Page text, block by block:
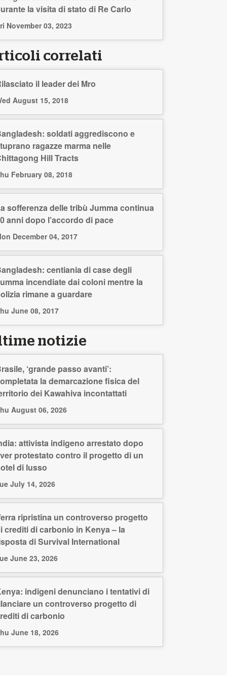
la visita di stato di Re Carlo
November 03, 2023
correlati
il leader dei Mro
August 15, 2018
soldati aggrediscono e
ragazze marma nelle
Hill Tracts
February 08, 2018
sofferenza delle tribù Jumma continua
anni dopo l’accordo di pace
December 04, 2017
centiania di case degli
incendiate dai coloni mentre la
rimane a guardare
June 08, 2017
notizie
‘grande passo avanti’:
la demarcazione fisica del
dei Kawahiva incontattati
August 06, 2026
attivista indigeno arrestato dopo
protestato contro il progetto di un
di lusso
July 14, 2026
ripristina un controverso progetto
crediti di carbonio in Kenya – la
di Survival International
June 23, 2026
indigeni denunciano i tentativi di
un controverso progetto di
di carbonio
June 18, 2026